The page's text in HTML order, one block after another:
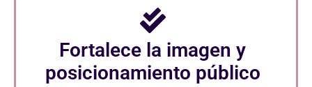
Fortalece la imagen y
posicionamiento público